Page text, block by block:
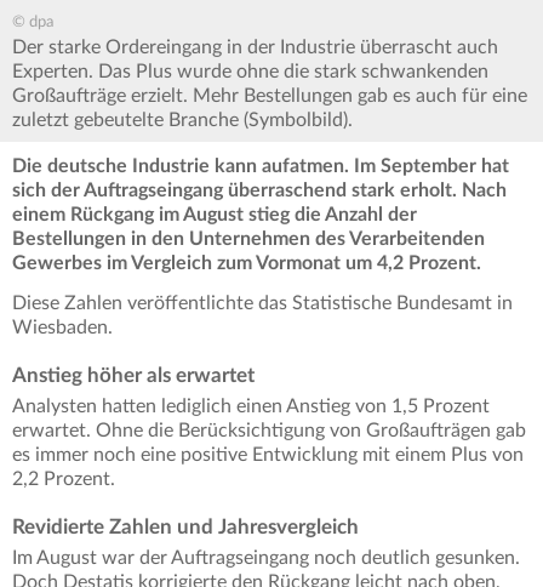
© dpa
Der starke Ordereingang in der Industrie überrascht auch
Experten. Das Plus wurde ohne die stark schwankenden
Großaufträge erzielt. Mehr Bestellungen gab es auch für eine
zuletzt gebeutelte Branche (Symbolbild).
Die deutsche Industrie kann aufatmen. Im September hat
sich der Auftragseingang überraschend stark erholt. Nach
einem Rückgang im August stieg die Anzahl der
Bestellungen in den Unternehmen des Verarbeitenden
Gewerbes im Vergleich zum Vormonat um 4,2 Prozent.
Diese Zahlen veröffentlichte das Statistische Bundesamt in
Wiesbaden.
Anstieg höher als erwartet
Analysten hatten lediglich einen Anstieg von 1,5 Prozent
erwartet. Ohne die Berücksichtigung von Großaufträgen gab
es immer noch eine positive Entwicklung mit einem Plus von
2,2 Prozent.
Revidierte Zahlen und Jahresvergleich
Im August war der Auftragseingang noch deutlich gesunken.
Doch Destatis korrigierte den Rückgang leicht nach oben,